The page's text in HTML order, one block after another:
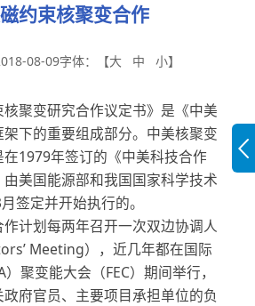
约束核聚变合作
08-09字体：【大 中 小】
聚变研究合作议定书》是《中美
下的重要组成部分。中美核聚变
1979年签订的《中美科技合作
美国能源部和我国国家科学技术
签定并开始执行的。
计划每两年召开一次双边协调人
Meeting），近几年都在国际
聚变能大会（FEC）期间举行，
府官员、主要项目承担单位的负